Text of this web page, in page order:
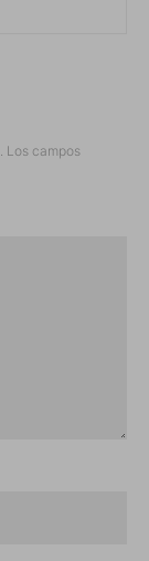
Los campos